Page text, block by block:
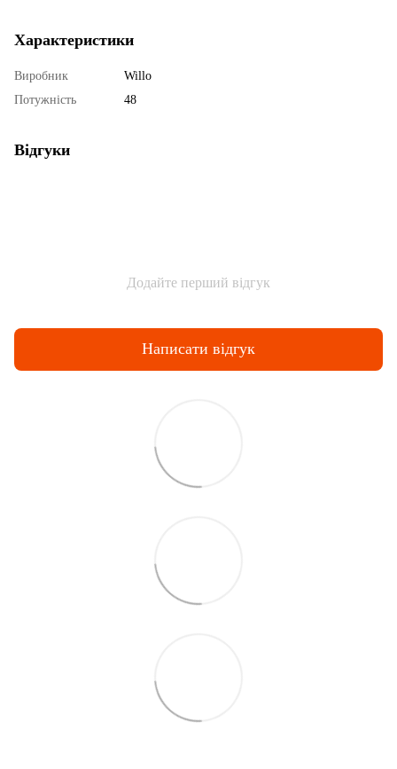
Характеристики
Виробник
Willo
Потужність
48
Відгуки
Додайте перший відгук
Написати відгук